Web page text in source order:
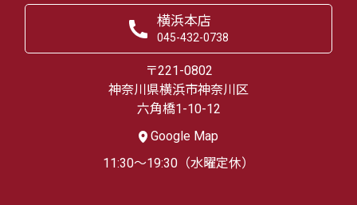
横浜本店
045-432-0738
〒221-0802
神奈川県横浜市神奈川区
六角橋1-10-12
Google Map
11:30～19:30（水曜定休）